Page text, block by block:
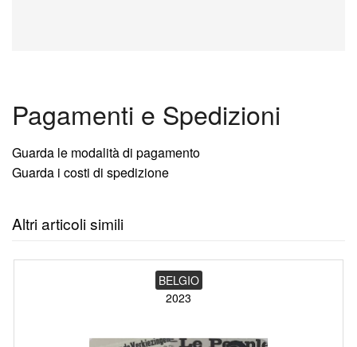
Pagamenti e Spedizioni
Guarda le modalità di pagamento
Guarda i costi di spedizione
Altri articoli simili
BELGIO
2023